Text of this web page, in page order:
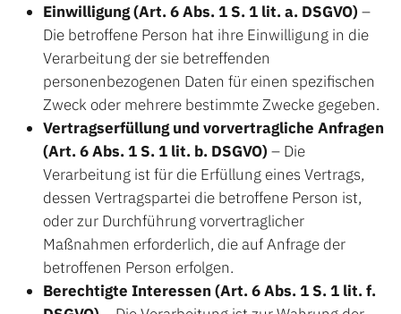
Einwilligung (Art. 6 Abs. 1 S. 1 lit. a. DSGVO) –
Die betroffene Person hat ihre Einwilligung in die
Verarbeitung der sie betreffenden
personenbezogenen Daten für einen spezifischen
Zweck oder mehrere bestimmte Zwecke gegeben.
Vertragserfüllung und vorvertragliche Anfragen
(Art. 6 Abs. 1 S. 1 lit. b. DSGVO) – Die
Verarbeitung ist für die Erfüllung eines Vertrags,
dessen Vertragspartei die betroffene Person ist,
oder zur Durchführung vorvertraglicher
Maßnahmen erforderlich, die auf Anfrage der
betroffenen Person erfolgen.
Berechtigte Interessen (Art. 6 Abs. 1 S. 1 lit. f.